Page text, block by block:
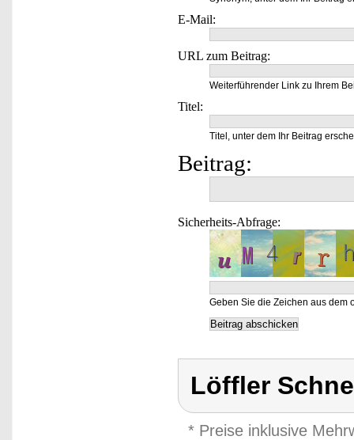
E-Mail:
URL zum Beitrag:
Weiterführender Link zu Ihrem
Titel:
Titel, unter dem Ihr Beitrag
Beitrag:
Sicherheits-Abfrage:
Geben Sie die Zeichen aus dem
Löffler
* Preise inklusive